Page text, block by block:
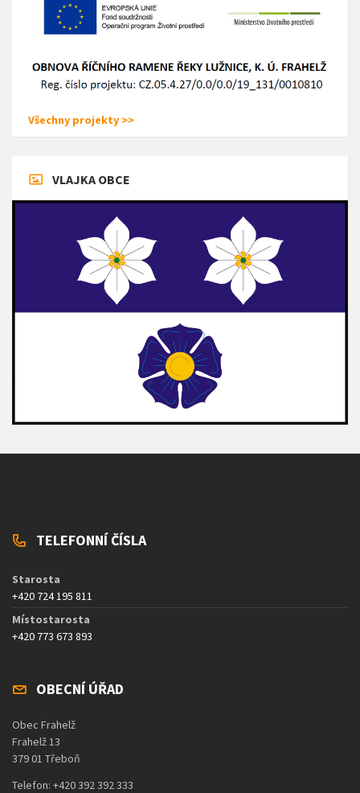
Všechny projekty >>
VLAJKA OBCE
TELEFONNÍ ČÍSLA
Starosta
+420 724 195 811
Místostarosta
+420 773 673 893
OBECNÍ ÚŘAD
Obec Frahelž
Frahelž 13
379 01 Třeboň
Telefon: +420 392 392 333